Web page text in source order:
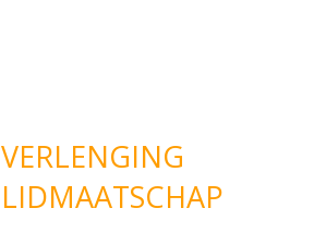
VERLENGING
LIDMAATSCHAP